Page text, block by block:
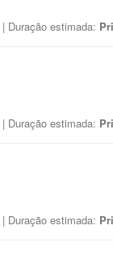
| Duração estimada:
| Duração estimada:
| Duração estimada: